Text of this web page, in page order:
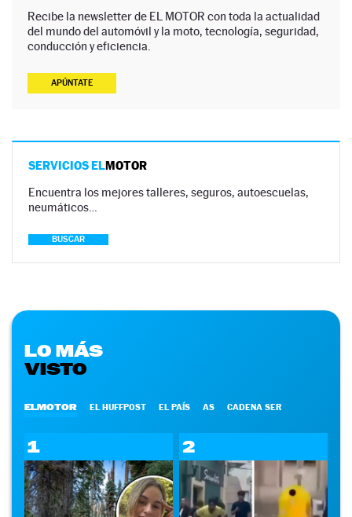
Recibe la newsletter de EL MOTOR con toda la actualidad
del mundo del automóvil y la moto, tecnología, seguridad,
conducción y eficiencia.
APÚNTATE
SERVICIOS ELMOTOR
Encuentra los mejores talleres, seguros, autoescuelas,
neumáticos…
BUSCAR
LO MÁS
VISTO
ELMOTOR EL HUFFPOST EL PAÍS AS CADENA SER
1 2